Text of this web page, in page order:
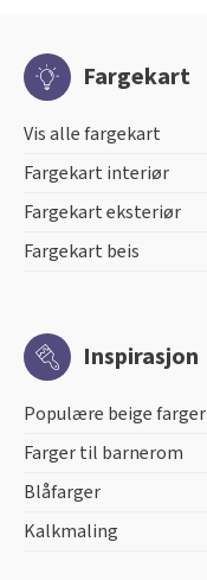
Fargekart
Vis alle fargekart
Fargekart interiør
Fargekart eksteriør
Fargekart beis
Inspirasjon
Populære beige farger
Farger til barnerom
Blåfarger
Kalkmaling